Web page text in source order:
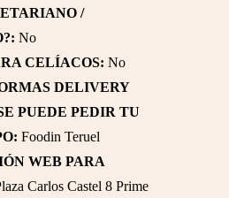
/
No
CELÍACOS: No
DELIVERY
PUEDE PEDIR TU
Foodin Teruel
WEB PARA
Carlos Castel 8 Prime